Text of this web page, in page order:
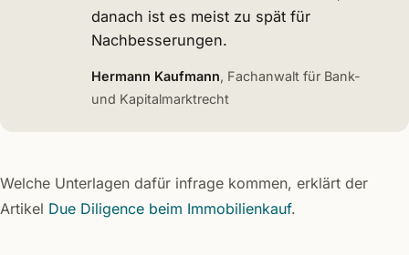
danach ist es meist zu spät für
Nachbesserungen.
Hermann Kaufmann, Fachanwalt für Bank-
und Kapitalmarktrecht
Welche Unterlagen dafür infrage kommen, erklärt der
Artikel Due Diligence beim Immobilienkauf.